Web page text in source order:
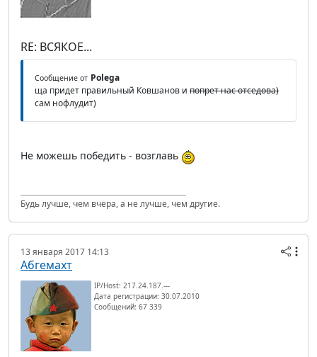
RE: ВСЯКОЕ...
Сообщение от Polega
ща придет правильный Ковшанов и попрет нас отседова)
сам нофлудит)
Не можешь победить - возглавь
Будь лучше, чем вчера, а не лучше, чем другие.
13 января 2017 14:13
Абгемахт
IP/Host: 217.24.187.---
Дата регистрации: 30.07.2010
Сообщений: 67 339